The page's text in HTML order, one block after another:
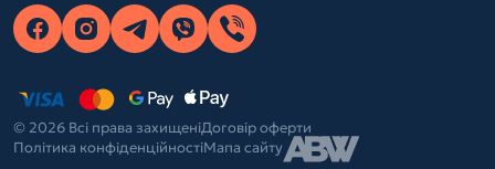
© 2026 Всі права захищеніДоговір оферти
Політика конфіденційностіМапа сайту